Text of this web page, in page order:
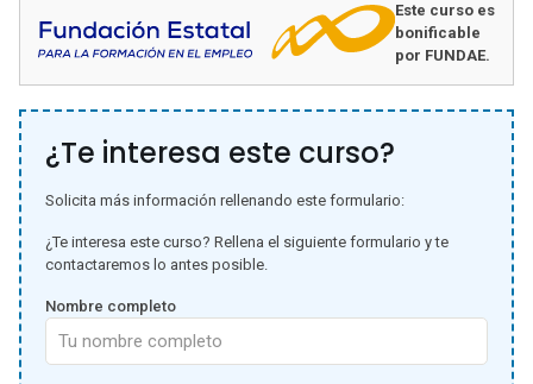
Este curso es
bonificable
por FUNDAE.
¿Te interesa este curso?
Solicita más información rellenando este formulario:
¿Te interesa este curso? Rellena el siguiente formulario y te
contactaremos lo antes posible.
Nombre completo